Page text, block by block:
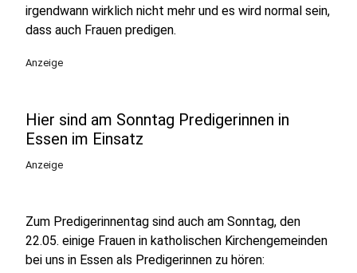
irgendwann wirklich nicht mehr und es wird normal sein,
dass auch Frauen predigen.
Anzeige
Hier sind am Sonntag Predigerinnen in
Essen im Einsatz
Anzeige
Zum Predigerinnentag sind auch am Sonntag, den
22.05. einige Frauen in katholischen Kirchengemeinden
bei uns in Essen als Predigerinnen zu hören: